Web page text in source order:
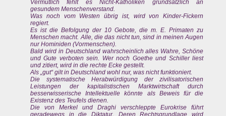
Vermutlich fehlt es Nicht-Katholiken grundsätzlich an
gesundem Menschenverstand.
Was noch vom Westen übrig ist, wird von Kinder-Fickern
regiert.
Es ist die Befolgung der 10 Gebote, die m. E. Primaten zu
Menschen macht. Alle, die das nicht tun, sind in meinen Augen
nur Hominiden (Vormenschen).
Bald wird in Deutschland wahrscheinlich alles Wahre, Schöne
und Gute verboten sein. Wer noch Goethe und Schiller liest
und zitiert, wird in die rechte Ecke gestellt.
Als „gut“ gilt in Deutschland wohl nur, was nicht funktioniert.
Die systematische Herabwürdigung der zivilisatorischen
Leistungen der kapitalistischen Marktwirtschaft durch
besserwisserische Intellektuelle könnte als Beweis für die
Existenz des Teufels dienen.
Die von Merkel und Draghi verschleppte Eurokrise führt
geradewegs in die Diktatur. Deren Rechtsgrundlage wird